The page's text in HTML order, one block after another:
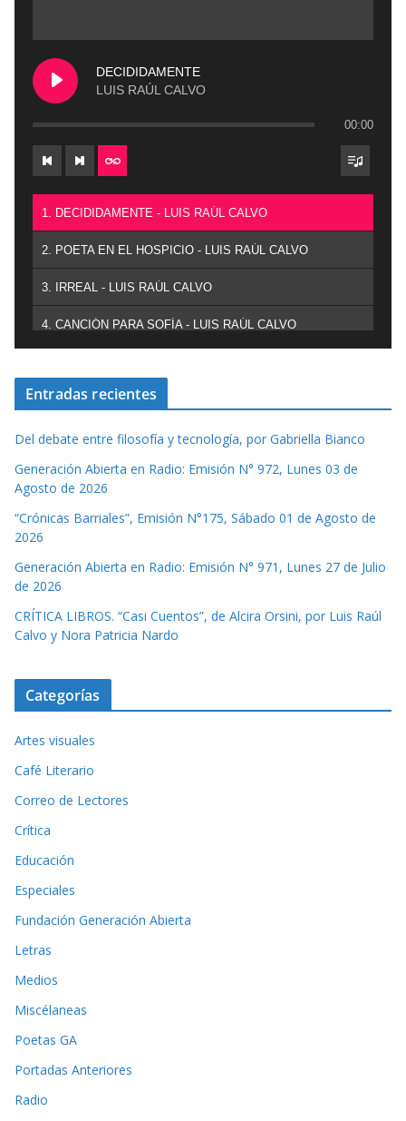
DECIDIDAMENTE
LUIS RAÚL CALVO
00:00
1. DECIDIDAMENTE - LUIS RAÚL CALVO
2. POETA EN EL HOSPICIO - LUIS RAÚL CALVO
3. IRREAL - LUIS RAÚL CALVO
4. CANCIÓN PARA SOFÍA - LUIS RAÚL CALVO
Entradas recientes
Del debate entre filosofía y tecnología, por Gabriella Bianco
Generación Abierta en Radio: Emisión N° 972, Lunes 03 de
Agosto de 2026
“Crónicas Barriales”, Emisión N°175, Sábado 01 de Agosto de
2026
Generación Abierta en Radio: Emisión N° 971, Lunes 27 de Julio
de 2026
CRÍTICA LIBROS. “Casi Cuentos”, de Alcira Orsini, por Luis Raúl
Calvo y Nora Patricia Nardo
Categorías
Artes visuales
Café Literario
Correo de Lectores
Crítica
Educación
Especiales
Fundación Generación Abierta
Letras
Medios
Miscélaneas
Poetas GA
Portadas Anteriores
Radio